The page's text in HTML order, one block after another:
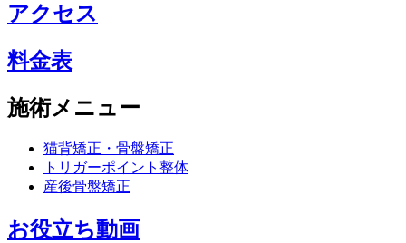
アクセス
料金表
施術メニュー
猫背矯正・骨盤矯正
トリガーポイント整体
産後骨盤矯正
お役立ち動画